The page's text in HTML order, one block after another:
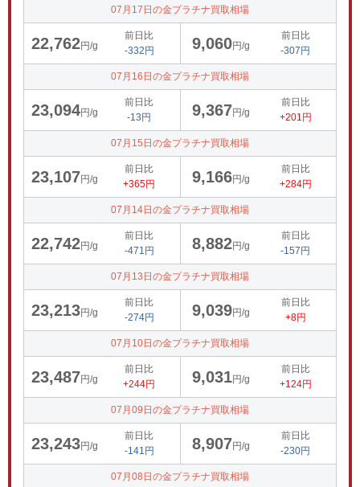
07月17日の金プラチナ買取相場
22,762円/g
前日比
-332円
9,060円/g
前日比
-307円
07月16日の金プラチナ買取相場
23,094円/g
前日比
-13円
9,367円/g
前日比
+201円
07月15日の金プラチナ買取相場
23,107円/g
前日比
+365円
9,166円/g
前日比
+284円
07月14日の金プラチナ買取相場
22,742円/g
前日比
-471円
8,882円/g
前日比
-157円
07月13日の金プラチナ買取相場
23,213円/g
前日比
-274円
9,039円/g
前日比
+8円
07月10日の金プラチナ買取相場
23,487円/g
前日比
+244円
9,031円/g
前日比
+124円
07月09日の金プラチナ買取相場
23,243円/g
前日比
-141円
8,907円/g
前日比
-230円
07月08日の金プラチナ買取相場